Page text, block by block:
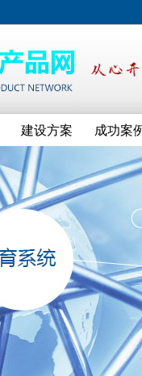
建设方案 成功案